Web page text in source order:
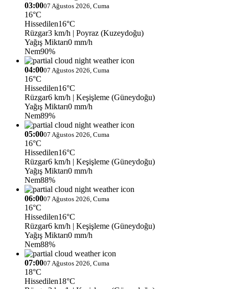
03:0007 Ağustos 2026, Cuma
16°C
Hissedilen16°C
Rüzgar3 km/h | Poyraz (Kuzeydoğu)
Yağış Miktarı0 mm/h
Nem90%
04:0007 Ağustos 2026, Cuma
16°C
Hissedilen16°C
Rüzgar6 km/h | Keşişleme (Güneydoğu)
Yağış Miktarı0 mm/h
Nem89%
05:0007 Ağustos 2026, Cuma
16°C
Hissedilen16°C
Rüzgar6 km/h | Keşişleme (Güneydoğu)
Yağış Miktarı0 mm/h
Nem88%
06:0007 Ağustos 2026, Cuma
16°C
Hissedilen16°C
Rüzgar6 km/h | Keşişleme (Güneydoğu)
Yağış Miktarı0 mm/h
Nem88%
07:0007 Ağustos 2026, Cuma
18°C
Hissedilen18°C